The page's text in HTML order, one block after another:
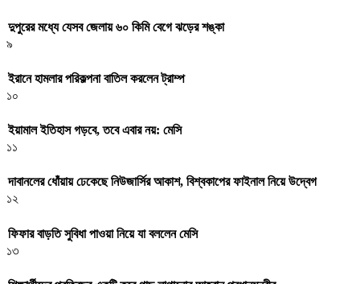
দুপুরের মধ্যে যেসব জেলায় ৬০ কিমি বেগে ঝড়ের শঙ্কা
৯
ইরানে হামলার পরিকল্পনা বাতিল করলেন ট্রাম্প
১০
ইয়ামাল ইতিহাস গড়বে, তবে এবার নয়: মেসি
১১
দাবানলের ধোঁয়ায় ঢেকেছে নিউজার্সির আকাশ, বিশ্বকাপের ফাইনাল নিয়ে উদ্বেগ
১২
ফিফার বাড়তি সুবিধা পাওয়া নিয়ে যা বললেন মেসি
১৩